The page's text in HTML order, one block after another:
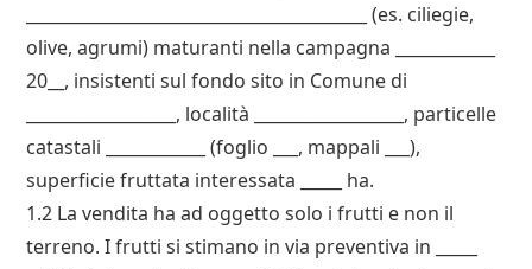
_________________________________________ (es. ciliegie,
olive, agrumi) maturanti nella campagna ____________
20__, insistenti sul fondo sito in Comune di
__________________, località __________________, particelle
catastali ____________ (foglio ___, mappali ___),
superficie fruttata interessata _____ ha.
1.2 La vendita ha ad oggetto solo i frutti e non il
terreno. I frutti si stimano in via preventiva in _____